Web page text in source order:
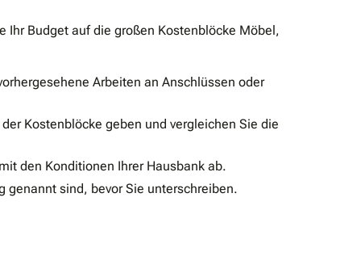
Ihr Budget auf die großen Kostenblöcke Möbel,
Arbeiten an Anschlüssen oder
Kostenblöcke geben und vergleichen Sie die
den Konditionen Ihrer Hausbank ab.
genannt sind, bevor Sie unterschreiben.